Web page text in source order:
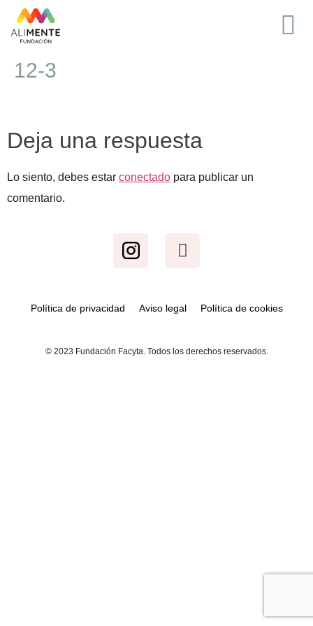
12-3
Deja una respuesta
Lo siento, debes estar conectado para publicar un
comentario.
Política de privacidad Aviso legal Política de cookies
© 2023 Fundación Facyta. Todos los derechos reservados.